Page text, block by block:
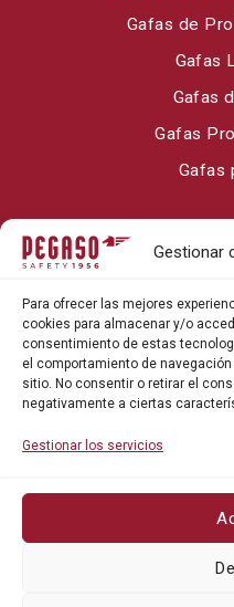
Gestionar
Para ofrecer las mejores
cookies para almacenar y/o
consentimiento de estas
el comportamiento de
sitio. No consentir o retirar el
negativamente a ciertas
Gestionar los servicios
Gafas de
Gafas
Gafas
Gafas
Gafas
Sobre